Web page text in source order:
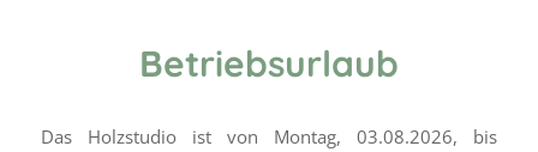
Betriebsurlaub
Das Holzstudio ist von Montag, 03.08.2026, bis